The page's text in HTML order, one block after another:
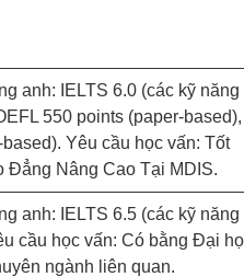
anh: IELTS 6.0 (các kỹ năng
550 points (paper-based),
Yêu cầu học vấn: Tốt
Đẳng Nâng Cao Tại MDIS.
anh: IELTS 6.5 (các kỹ năng
cầu học vấn: Có bằng Đại
ngành liên quan.